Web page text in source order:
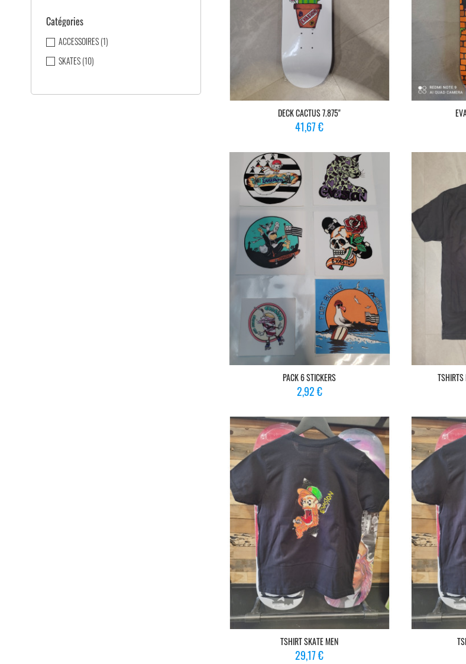
Catégories
ACCESSOIRES(1)
SKATES(10)
DECK CACTUS 7.875"
Prix
41,67 €
PACK 6 STICKERS
Prix
2,92 €
TSHIRTS
TSHIRT SKATE MEN
Prix
29,17 €